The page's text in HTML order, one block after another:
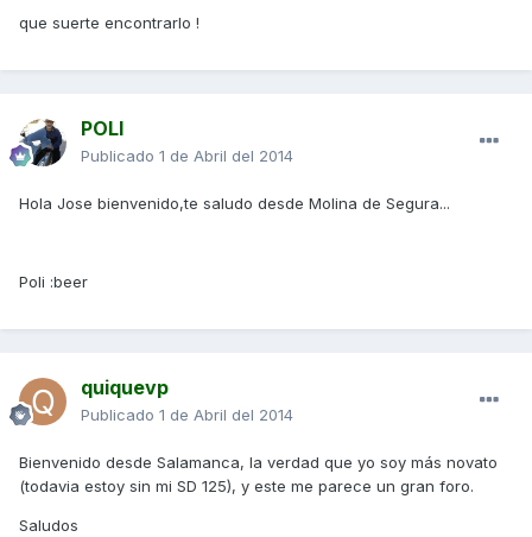
que suerte encontrarlo !
POLI
Publicado 1 de Abril del 2014
Hola Jose bienvenido,te saludo desde Molina de Segura...
Poli :beer
quiquevp
Publicado 1 de Abril del 2014
Bienvenido desde Salamanca, la verdad que yo soy más novato
(todavia estoy sin mi SD 125), y este me parece un gran foro.
Saludos